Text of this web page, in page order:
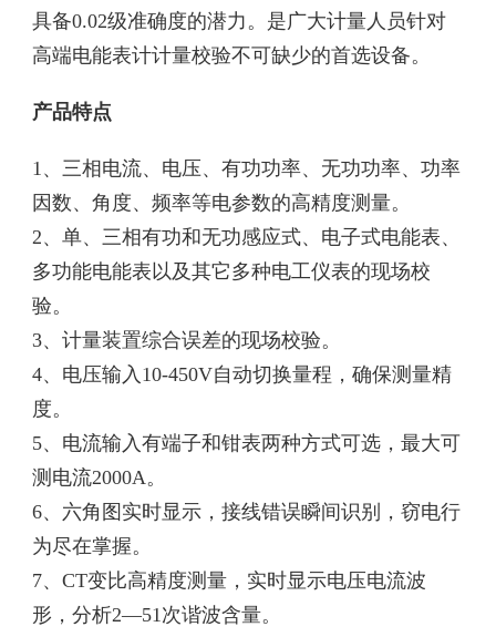
具备0.02级准确度的潜力。是广大计量人员针对
高端电能表计计量校验不可缺少的首选设备。
产品特点
1、三相电流、电压、有功功率、无功功率、功率
因数、角度、频率等电参数的高精度测量。
2、单、三相有功和无功感应式、电子式电能表、
多功能电能表以及其它多种电工仪表的现场校
验。
3、计量装置综合误差的现场校验。
4、电压输入10-450V自动切换量程，确保测量精
度。
5、电流输入有端子和钳表两种方式可选，最大可
测电流2000A。
6、六角图实时显示，接线错误瞬间识别，窃电行
为尽在掌握。
7、CT变比高精度测量，实时显示电压电流波
形，分析2—51次谐波含量。